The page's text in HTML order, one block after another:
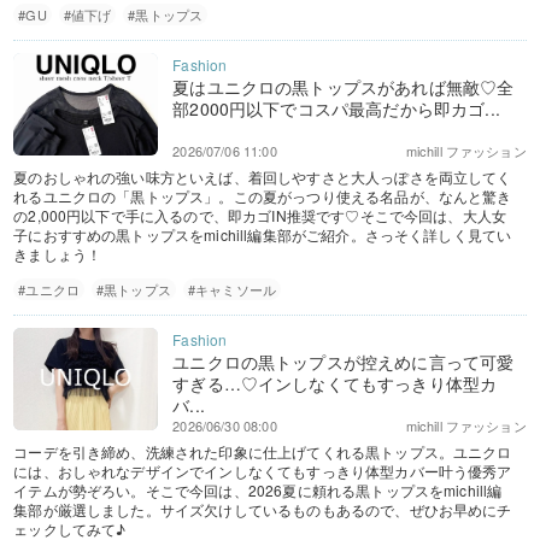
#GU #値下げ #黒トップス
夏はユニクロの黒トップスがあれば無敵♡全
部2000円以下でコスパ最高だから即カゴ...
michill ファッション
2026/07/06 11:00
夏のおしゃれの強い味方といえば、着回しやすさと大人っぽさを両立してく
れるユニクロの「黒トップス」。この夏がっつり使える名品が、なんと驚き
の2,000円以下で手に入るので、即カゴIN推奨です♡そこで今回は、大人女
子におすすめの黒トップスをmichill編集部がご紹介。さっそく詳しく見てい
きましょう！
#ユニクロ #黒トップス #キャミソール
ユニクロの黒トップスが控えめに言って可愛
すぎる…♡インしなくてもすっきり体型カ
バ...
michill ファッション
2026/06/30 08:00
コーデを引き締め、洗練された印象に仕上げてくれる黒トップス。ユニクロ
には、おしゃれなデザインでインしなくてもすっきり体型カバー叶う優秀ア
イテムが勢ぞろい。そこで今回は、2026夏に頼れる黒トップスをmichill編
集部が厳選しました。サイズ欠けしているものもあるので、ぜひお早めにチ
ェックしてみて♪